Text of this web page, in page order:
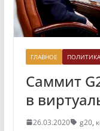
ГЛАВНОЕ ПОЛИТИКА
Саммит
в
26.03.2020 g20,